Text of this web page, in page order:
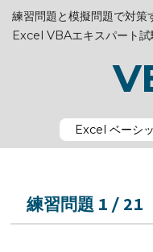
練習問題と模擬問題で対策
Excel VBAエキスパート試
Excel ベーシ
練習問題 1 / 21